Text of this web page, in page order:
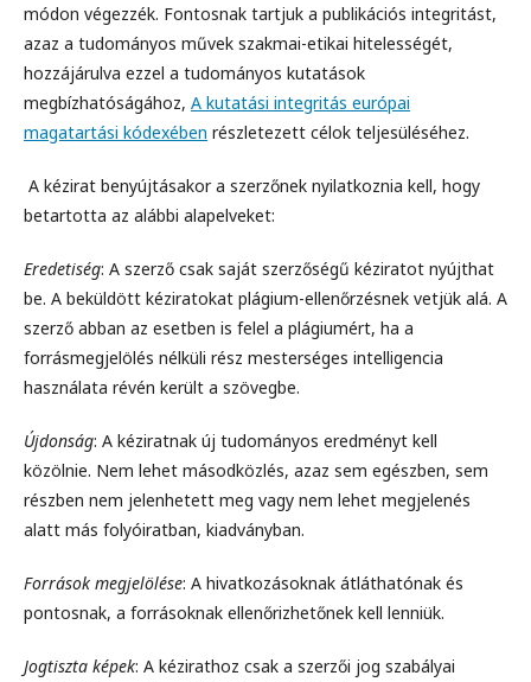
módon végezzék. Fontosnak tartjuk a publikációs integritást,
azaz a tudományos művek szakmai-etikai hitelességét,
hozzájárulva ezzel a tudományos kutatások
megbízhatóságához, A kutatási integritás európai
magatartási kódexében részletezett célok teljesüléséhez.
A kézirat benyújtásakor a szerzőnek nyilatkoznia kell, hogy
betartotta az alábbi alapelveket:
Eredetiség: A szerző csak saját szerzőségű kéziratot nyújthat
be. A beküldött kéziratokat plágium-ellenőrzésnek vetjük alá. A
szerző abban az esetben is felel a plágiumért, ha a
forrásmegjelölés nélküli rész mesterséges intelligencia
használata révén került a szövegbe.
Újdonság: A kéziratnak új tudományos eredményt kell
közölnie. Nem lehet másodközlés, azaz sem egészben, sem
részben nem jelenhetett meg vagy nem lehet megjelenés
alatt más folyóiratban, kiadványban.
Források megjelölése: A hivatkozásoknak átláthatónak és
pontosnak, a forrásoknak ellenőrizhetőnek kell lenniük.
Jogtiszta képek: A kézirathoz csak a szerzői jog szabályai